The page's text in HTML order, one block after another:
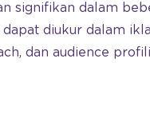
signifikan dalam
diukur dalam
dan audience